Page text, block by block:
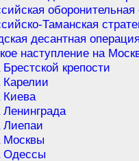
оборонительная
Таманская
десантная операция
наступление на
крепости
Карелии
Киева
Лиепаи
Москвы
Одессы